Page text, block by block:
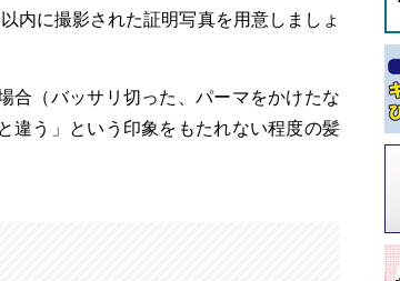
内に撮影された証明写真を用意しましょ
合（バッサリ切った、パーマをかけたな
違う」という印象をもたれない程度の髪